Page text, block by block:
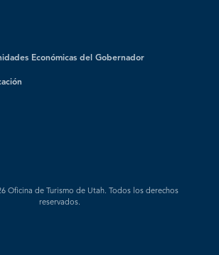
Económicas del Gobernador
Oficina de Turismo de Utah. Todos los derechos
reservados.